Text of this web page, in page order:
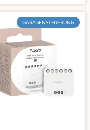
GARAGENSTEUERUNG